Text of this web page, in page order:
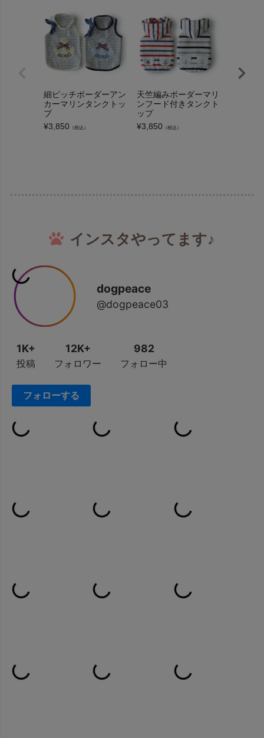
細ピッチボーダーアン
カーマリンタンクトッ
プ
¥3,850 （税込）
天竺編みボーダーマリ
ンフード付きタンクト
ップ
¥3,850 （税込）
インスタやってます♪